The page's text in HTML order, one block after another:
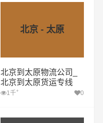
北京 - 太原
北京到太原物流公司_
北京到太原货运专线
1千+ 0